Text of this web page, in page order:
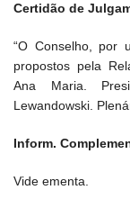
Certidão de
“O Conselho, por
propostos pela
Ana Maria.
Lewandowski.
Inform.
Vide ementa.